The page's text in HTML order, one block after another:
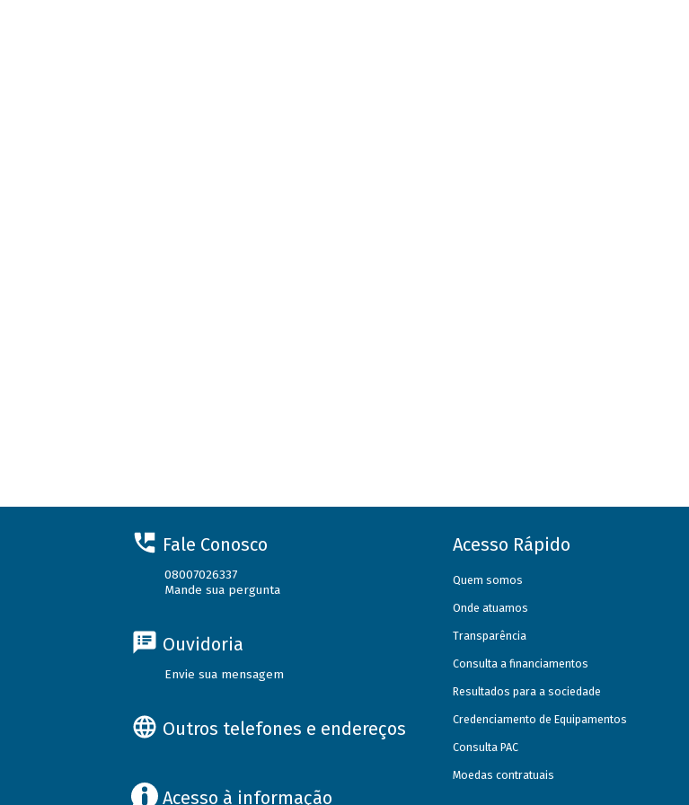
Fale Conosco
08007026337
Mande sua pergunta
Ouvidoria
Envie sua mensagem
Outros telefones e endereços
Acesso à informação
Acesso Rápido
Quem somos
Onde atuamos
Transparência
Consulta a financiamentos
Resultados para a sociedade
Credenciamento de Equipamentos
Consulta PAC
Moedas contratuais